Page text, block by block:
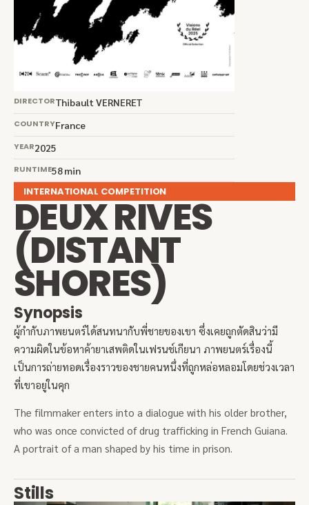
DIRECTORThibault VERNERET
COUNTRYFrance
YEAR2025
RUNTIME58 min
INTERNATIONAL COMPETITION
DEUX RIVES
(DISTANT
SHORES)
Synopsis
ผู้กำกับภาพยนตร์ได้สนทนากับพี่ชายของเขา ซึ่งเคยถูกตัดสินว่ามี
ความผิดในข้อหาค้ายาเสพติดในเฟรนช์เกียนา ภาพยนตร์เรื่องนี้
เป็นการถ่ายทอดเรื่องราวของชายคนหนึ่งที่ถูกหล่อหลอมโดยช่วงเวลา
ที่เขาอยู่ในคุก
The filmmaker enters into a dialogue with his older brother,
who was once convicted of drug trafficking in French Guiana.
A portrait of a man shaped by his time in prison.
Stills